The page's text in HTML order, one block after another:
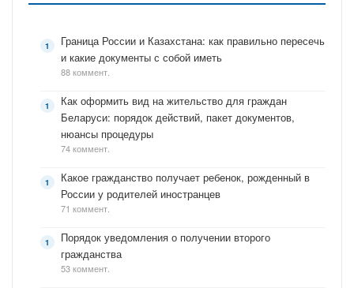
Граница России и Казахстана: как правильно пересечь
и какие документы с собой иметь
88 коммент.
Как оформить вид на жительство для граждан
Беларуси: порядок действий, пакет документов,
нюансы процедуры
74 коммент.
Какое гражданство получает ребенок, рожденный в
России у родителей иностранцев
71 коммент.
Порядок уведомления о получении второго
гражданства
53 коммент.